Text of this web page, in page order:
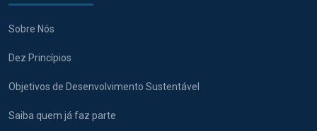
Sobre Nós
Dez Princípios
Objetivos de Desenvolvimento Sustentável
Saiba quem já faz parte